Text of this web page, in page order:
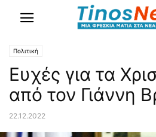
Πολιτική
Ευχές για τα
από τον Γιάννη
22.12.2022